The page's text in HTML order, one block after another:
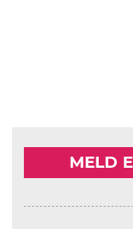
MELD